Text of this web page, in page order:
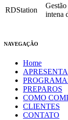
RDStation
Gestão
intena
NAVEGAÇÃO
Home
PREPAROS
COMO
CLIENTES
CONTATO